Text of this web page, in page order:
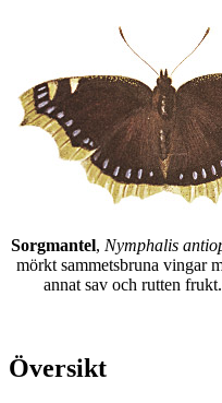
Sorgmantel, Nymphalis
mörkt sammetsbruna vingar
annat sav och rutten
Översikt